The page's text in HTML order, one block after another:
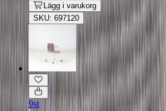
Lägg i varukorg
SKU: 697120
9st